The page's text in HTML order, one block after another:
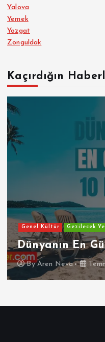
Yalova
Yemek
Yozgat
Zonguldak
Kaçırdığın
Genel Kültür Gezilecek
Dünyanın En
ByAren Neva